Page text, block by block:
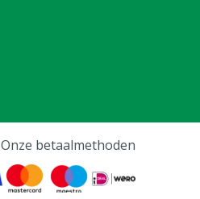
Onze betaalmethoden